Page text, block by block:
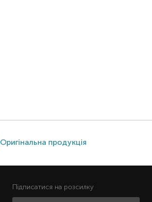
Оригінальна продукція
Підписатися на розсилку